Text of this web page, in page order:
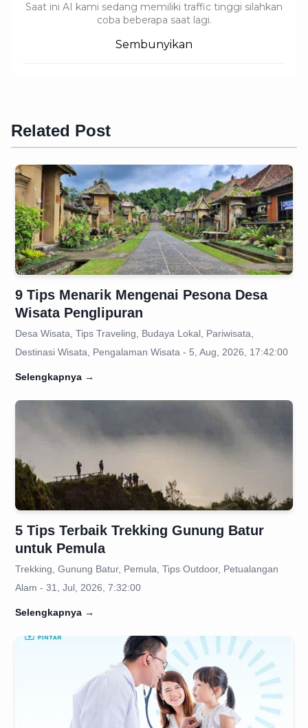
Saat ini AI kami sedang memiliki traffic tinggi silahkan
coba beberapa saat lagi.
Sembunyikan
Related Post
9 Tips Menarik Mengenai Pesona Desa
Wisata Penglipuran
Desa Wisata, Tips Traveling, Budaya Lokal, Pariwisata,
Destinasi Wisata, Pengalaman Wisata - 5, Aug, 2026, 17:42:00
Selengkapnya →
5 Tips Terbaik Trekking Gunung Batur
untuk Pemula
Trekking, Gunung Batur, Pemula, Tips Outdoor, Petualangan
Alam - 31, Jul, 2026, 7:32:00
Selengkapnya →